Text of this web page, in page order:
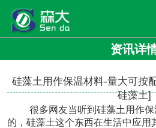
资讯详
硅藻土用作保温材料-量大可按
硅藻土]
很多网友当听到 硅藻土用作
的，硅藻土这个东西在生活中应用